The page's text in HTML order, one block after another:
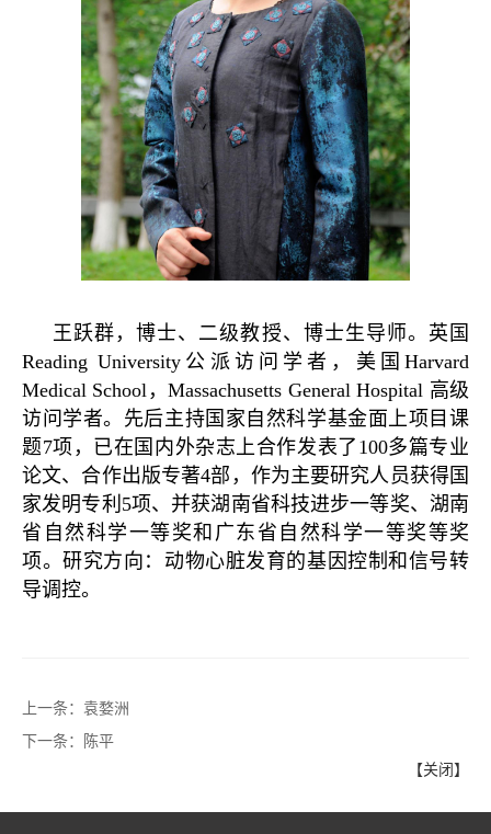
王跃群，博士、二级教授、博士生导师。英国
Reading University公派访问学者，美国Harvard
Medical School，Massachusetts General Hospital 高级
访问学者。先后主持国家自然科学基金面上项目课
题7项，已在国内外杂志上合作发表了100多篇专业
论文、合作出版专著4部，作为主要研究人员获得国
家发明专利5项、并获湖南省科技进步一等奖、湖南
省自然科学一等奖和广东省自然科学一等奖等奖
项。研究方向：动物心脏发育的基因控制和信号转
导调控。
上一条： 袁婺洲
下一条： 陈平
【关闭】